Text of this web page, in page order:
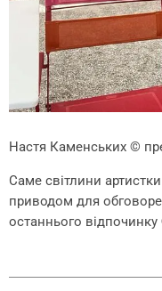
Настя Каменських ©
Саме світлини
приводом для
останнього відпочинку